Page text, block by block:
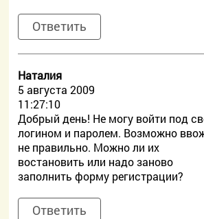
Ответить
Наталия
5 августа 2009
11:27:10
Добрый день! Не могу войти под
логином и паролем. Возможно
не правильно. Можно ли их
востановить или надо заново
заполнить форму регистрации?
Ответить